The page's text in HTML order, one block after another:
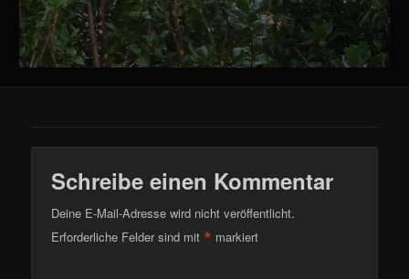
Schreibe einen Kommentar
Deine E-Mail-Adresse wird nicht veröffentlicht.
Erforderliche Felder sind mit* markiert